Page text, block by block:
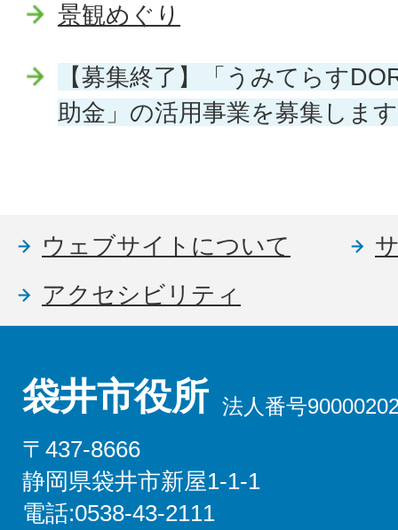
景観めぐり
【募集終了】「うみてらす
助金」の活用事業を募集します
ウェブサイトについて
アクセシビリティ
袋井市役所 法人番号
〒437-8666
静岡県袋井市新屋1-1-1
電話:0538-43-2111